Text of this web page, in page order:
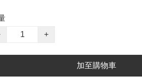
+
加至購物車